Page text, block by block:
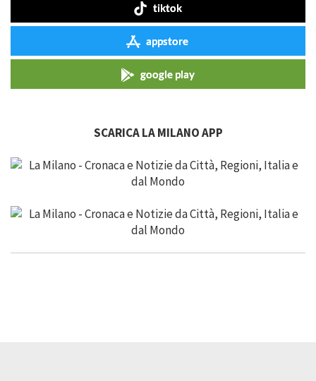
tiktok
appstore
google play
SCARICA LA MILANO APP